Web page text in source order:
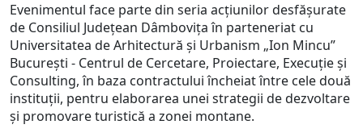
Evenimentul face parte din seria acțiunilor desfășurate
de Consiliul Județean Dâmbovița în parteneriat cu
Universitatea de Arhitectură și Urbanism „Ion Mincu”
București - Centrul de Cercetare, Proiectare, Execuție și
Consulting, în baza contractului încheiat între cele două
instituții, pentru elaborarea unei strategii de dezvoltare
și promovare turistică a zonei montane.